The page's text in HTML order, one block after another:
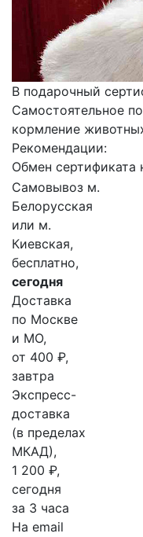
В подарочный
Самостоятельное
кормление
Рекомендации:
Обмен сертификата
Самовывоз м.
Белорусская
или м.
Киевская,
бесплатно,
сегодня
Доставка
по Москве
и МО,
от 400 ₽,
завтра
Экспресс-
доставка
(в пределах
МКАД),
1 200 ₽,
сегодня
за 3 часа
На email